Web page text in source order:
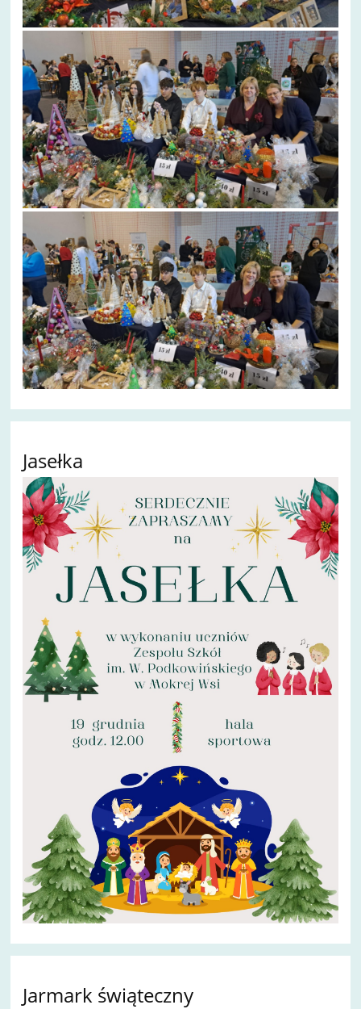
Jasełka
Jarmark świąteczny